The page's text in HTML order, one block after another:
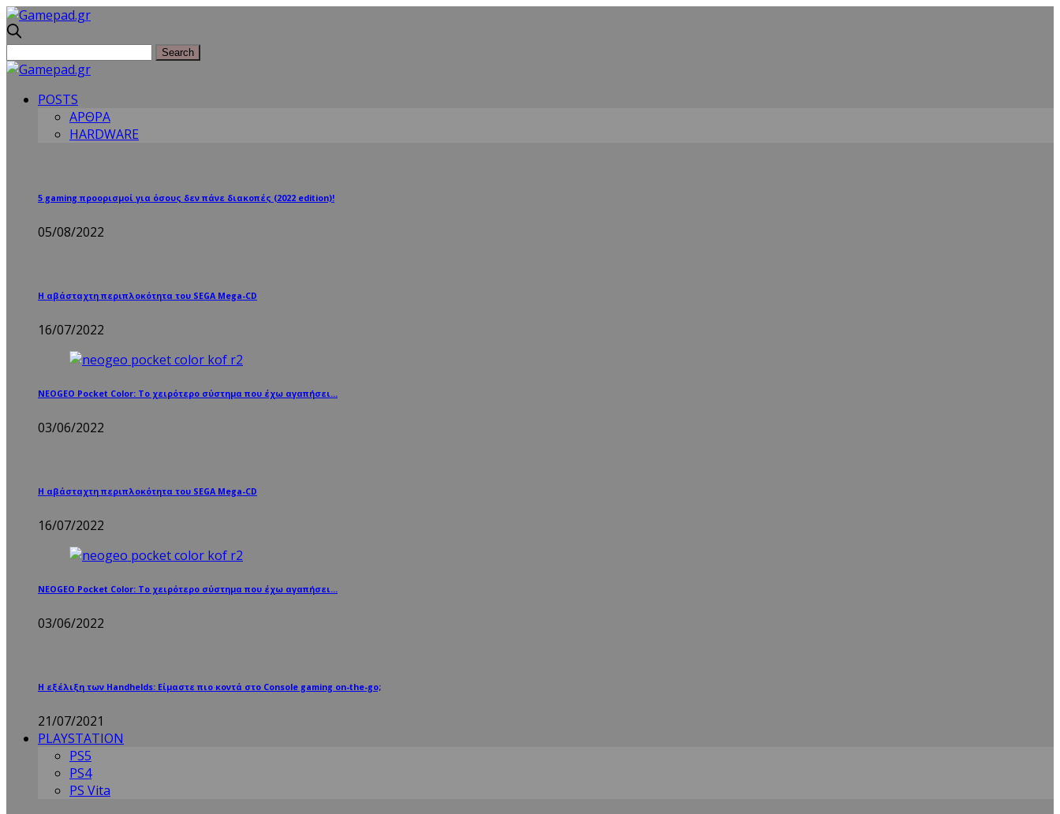
POSTS
ΑΡΘΡΑ
HARDWARE
5 gaming προορισμοί για όσους δεν πάνε διακοπές (2022 edition)!
05/08/2022
Η αβάσταχτη περιπλοκότητα του SEGA Mega-CD
16/07/2022
NEOGEO Pocket Color: Το χειρότερο σύστημα που έχω αγαπήσει…
03/06/2022
Η αβάσταχτη περιπλοκότητα του SEGA Mega-CD
16/07/2022
NEOGEO Pocket Color: Το χειρότερο σύστημα που έχω αγαπήσει…
03/06/2022
Η εξέλιξη των Handhelds: Είμαστε πιο κοντά στο Console gaming on-the-go;
21/07/2021
PLAYSTATION
PS5
PS4
PS Vita